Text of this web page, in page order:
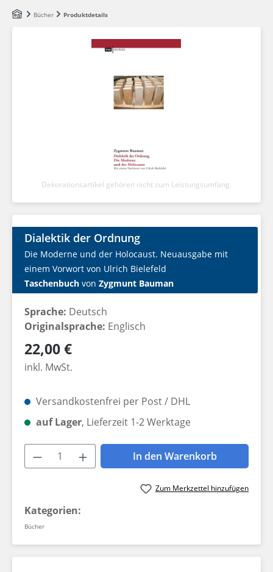
Zum Hauptinhalt springen
Bücher Produktdetails
Dekorationsartikel gehören nicht zum Leistungsumfang.
Dialektik der Ordnung
Die Moderne und der Holocaust. Neuausgabe mit
einem Vorwort von Ulrich Bielefeld
Taschenbuch von Zygmunt Bauman
Sprache: Deutsch
Originalsprache: Englisch
Regulärer Preis:
22,00 €
inkl. MwSt.
Versandkostenfrei per Post / DHL
auf Lager, Lieferzeit 1-2 Werktage
Produkt Anzahl: Gib den
In den Warenkorb
Zum Merkzettel hinzufügen
Kategorien:
Bücher